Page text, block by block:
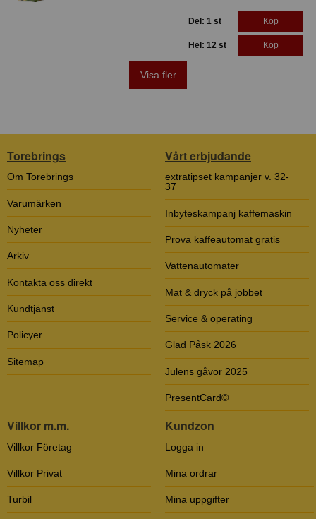
Del: 1 st Köp
Hel: 12 st Köp
Visa fler
Torebrings
Om Torebrings
Varumärken
Nyheter
Arkiv
Kontakta oss direkt
Kundtjänst
Policyer
Sitemap
Vårt erbjudande
extratipset kampanjer v. 32-
37
Inbyteskampanj kaffemaskin
Prova kaffeautomat gratis
Vattenautomater
Mat & dryck på jobbet
Service & operating
Glad Påsk 2026
Julens gåvor 2025
PresentCard©
Villkor m.m.
Villkor Företag
Villkor Privat
Turbil
Kundzon
Logga in
Mina ordrar
Mina uppgifter